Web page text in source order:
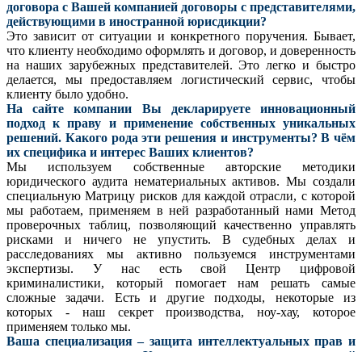
договора с Вашей компанией договоры с представителями,
действующими в иностранной юрисдикции?
Это зависит от ситуации и конкретного поручения. Бывает,
что клиенту необходимо оформлять и договор, и доверенность
на наших зарубежных представителей. Это легко и быстро
делается, мы предоставляем логистический сервис, чтобы
клиенту было удобно.
На сайте компании Вы декларируете инновационный
подход к праву и применение собственных уникальных
решений. Какого рода эти решения и инструменты? В чём
их специфика и интерес Ваших клиентов?
Мы используем собственные авторские методики
юридического аудита нематериальных активов. Мы создали
специальную Матрицу рисков для каждой отрасли, с которой
мы работаем, применяем в ней разработанный нами Метод
проверочных таблиц, позволяющий качественно управлять
рисками и ничего не упустить. В судебных делах и
расследованиях мы активно пользуемся инструментами
экспертизы. У нас есть свой Центр цифровой
криминалистики, который помогает нам решать самые
сложные задачи. Есть и другие подходы, некоторые из
которых - наш секрет производства, ноу-хау, которое
применяем только мы.
Ваша специализация – защита интеллектуальных прав и